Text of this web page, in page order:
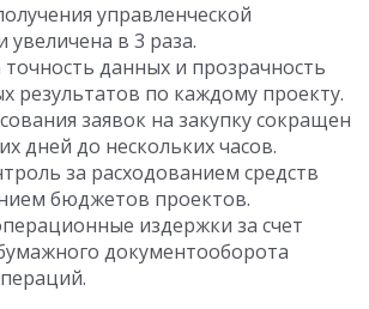
управленческой
увеличена в 3 раза.
данных и прозрачность
результатов по каждому проекту.
заявок на закупку сокращен
дней до нескольких часов.
за расходованием средств
бюджетов проектов.
издержки за счет
документооборота